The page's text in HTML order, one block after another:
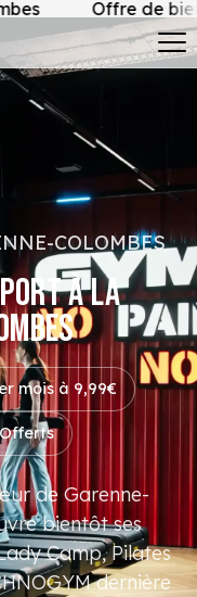
• 4
COLOMBES
À LA
mois à 9,99€
de Garenne-
bientôt ses
Camp, Pilates
dernière